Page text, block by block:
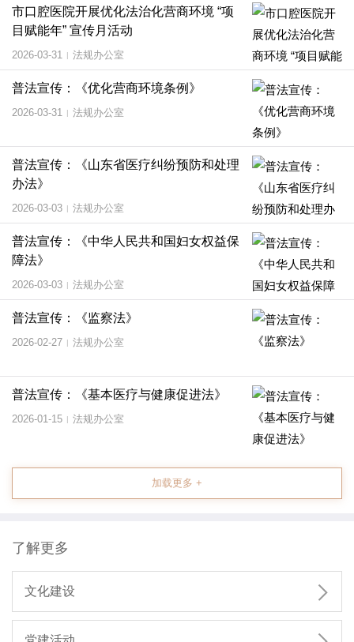
市口腔医院开展优化法治化营商环境 “项
目赋能年” 宣传月活动
2026-03-31 | 法规办公室
普法宣传：《优化营商环境条例》
2026-03-31 | 法规办公室
普法宣传：《山东省医疗纠纷预防和处理
办法》
2026-03-03 | 法规办公室
普法宣传：《中华人民共和国妇女权益保
障法》
2026-03-03 | 法规办公室
普法宣传：《监察法》
2026-02-27 | 法规办公室
普法宣传：《基本医疗与健康促进法》
2026-01-15 | 法规办公室
加载更多 +
了解更多
文化建设 